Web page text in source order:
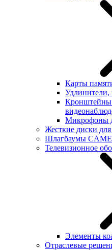
Карты
Кронштейны
Микрофоны
Жесткие диски
Шлагбаумы CAME
Телевизионное
Элементы
Отраслевые